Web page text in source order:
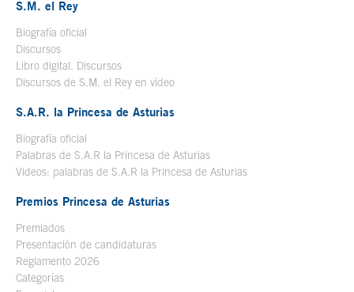
S.M. el Rey
Biografía oficial
Discursos
Libro digital. Discursos
Discursos de S.M. el Rey en vídeo
S.A.R. la Princesa de Asturias
Biografía oficial
Palabras de S.A.R la Princesa de Asturias
Videos: palabras de S.A.R la Princesa de Asturias
Premios Princesa de Asturias
Premiados
Presentación de candidaturas
Reglamento 2026
Categorías